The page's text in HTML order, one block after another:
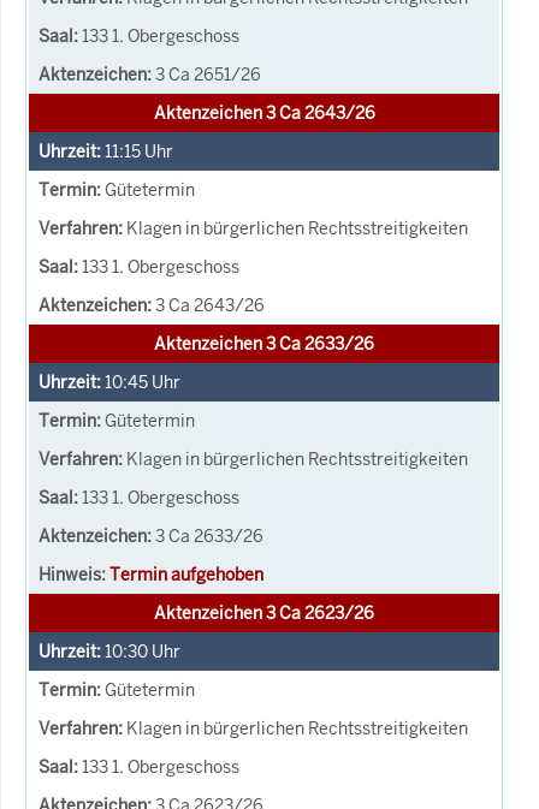
133 1. Obergeschoss
3 Ca 2651/26
Aktenzeichen 3 Ca 2643/26
11:15 Uhr
Gütetermin
Klagen in bürgerlichen Rechtsstreitigkeiten
133 1. Obergeschoss
3 Ca 2643/26
Aktenzeichen 3 Ca 2633/26
10:45 Uhr
Gütetermin
Klagen in bürgerlichen Rechtsstreitigkeiten
133 1. Obergeschoss
3 Ca 2633/26
Termin aufgehoben
Aktenzeichen 3 Ca 2623/26
10:30 Uhr
Gütetermin
Klagen in bürgerlichen Rechtsstreitigkeiten
133 1. Obergeschoss